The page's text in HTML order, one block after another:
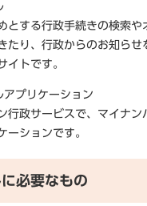
とする行政手続きの検索や
たり、行政からのお知らせ
イトです。
プリケーション
行政サービスで、マイナン
ーションです。
必要なもの